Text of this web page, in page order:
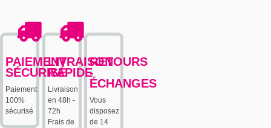
PAIEMENT
SÉCURISÉ
Paiement
100%
sécurisé
LIVRAISON
RAPIDE
Livraison
en 48h -
72h
Frais de
RETOURS
-
ÉCHANGES
Vous
disposez
de 14